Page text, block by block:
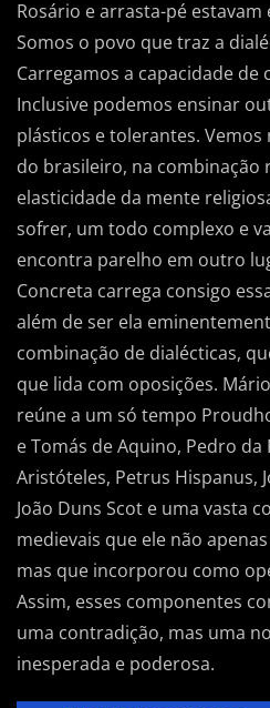
Rosário e arrasta-pé
Somos o povo que traz a
Carregamos a capacidade
Inclusive podemos ensinar
plásticos e tolerantes.
do brasileiro, na combinação
elasticidade da mente
sofrer, um todo complexo e
encontra parelho em outro
Concreta carrega consigo
além de ser ela
combinação de dialécticas,
que lida com oposições.
reúne a um só tempo
e Tomás de Aquino, Pedro da
Aristóteles, Petrus Hispanus,
João Duns Scot e uma vasta
medievais que ele não
mas que incorporou como
Assim, esses componentes
uma contradição, mas uma
inesperada e poderosa.